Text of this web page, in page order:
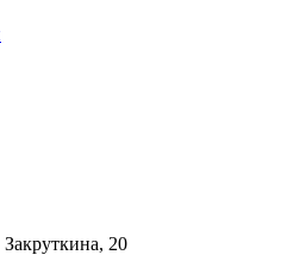
20